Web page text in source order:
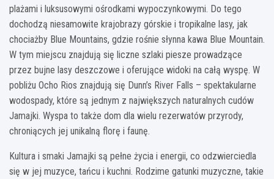
plażami i luksusowymi ośrodkami wypoczynkowymi. Do tego
dochodzą niesamowite krajobrazy górskie i tropikalne lasy, jak
chociażby Blue Mountains, gdzie rośnie słynna kawa Blue Mountain.
W tym miejscu znajdują się liczne szlaki piesze prowadzące
przez bujne lasy deszczowe i oferujące widoki na całą wyspę. W
pobliżu Ocho Rios znajdują się Dunn’s River Falls – spektakularne
wodospady, które są jednym z największych naturalnych cudów
Jamajki. Wyspa to także dom dla wielu rezerwatów przyrody,
chroniących jej unikalną florę i faunę.
Kultura i smaki Jamajki są pełne życia i energii, co odzwierciedla
się w jej muzyce, tańcu i kuchni. Rodzime gatunki muzyczne, takie